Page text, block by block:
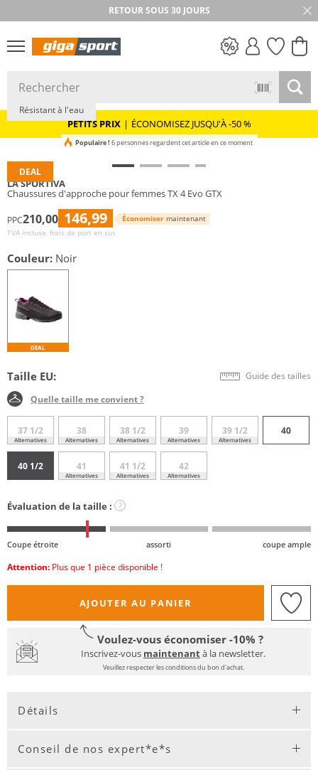
RETOUR SOUS 30 JOURS
PETITS PRIX
PETITS PRIX | ÉCONOMISEZ JUSQU'À -50 %
DEAL
Vibram®
Résistant à l'eau
Populaire ! 6 personnes regardent cet article en ce moment
LA SPORTIVA
Chaussures d'approche pour femmes TX 4 Evo GTX
PPC210,00 146,99 Économiser maintenant
TVA incluse, frais de port en sus
Couleur: Noir
DEAL
Taille EU: Guide des tailles
Quelle taille me convient ?
37 1/2
Alternatives
38
Alternatives
38 1/2
Alternatives
39
Alternatives
39 1/2
Alternatives
40
40 1/2 41
Alternatives
41 1/2
Alternatives
42
Alternatives
Évaluation de la taille : ?
Coupe étroite assorti coupe ample
Attention: Plus que 1 pièce disponible !
AJOUTER AU PANIER
Voulez-vous économiser -10% ?
Inscrivez-vous maintenantà la newsletter.
Veuillez respecter les conditions du bon d'achat.
Détails
Conseil de nos expert*e*s